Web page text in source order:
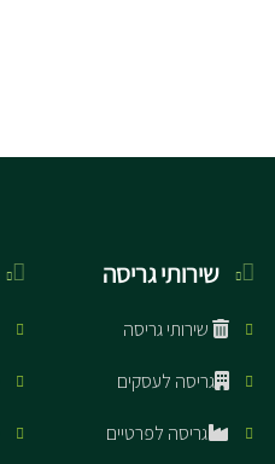
שירותי גריסה
שירותי גריסה
גריסה לעסקים
גריסה לפרטיים